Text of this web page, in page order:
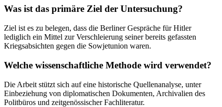
Was ist das primäre Ziel der Untersuchung?
Ziel ist es zu belegen, dass die Berliner Gespräche für Hitler
lediglich ein Mittel zur Verschleierung seiner bereits gefassten
Kriegsabsichten gegen die Sowjetunion waren.
Welche wissenschaftliche Methode wird verwendet?
Die Arbeit stützt sich auf eine historische Quellenanalyse, unter
Einbeziehung von diplomatischen Dokumenten, Archivalien des
Politbüros und zeitgenössischer Fachliteratur.